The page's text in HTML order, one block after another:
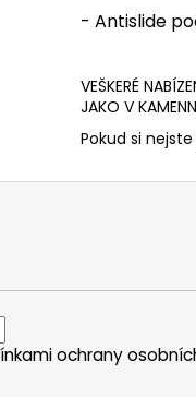
- Antislide
VEŠKERÉ
JAKO V
Pokud si
ochrany